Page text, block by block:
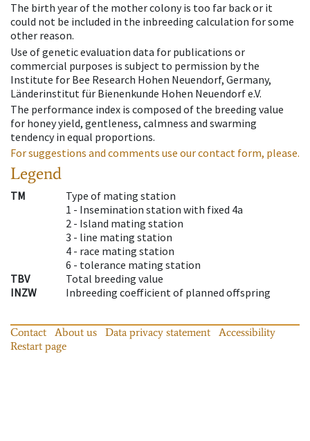
The birth year of the mother colony is too far back or it
could not be included in the inbreeding calculation for some
other reason.
Use of genetic evaluation data for publications or
commercial purposes is subject to permission by the
Institute for Bee Research Hohen Neuendorf, Germany,
Länderinstitut für Bienenkunde Hohen Neuendorf e.V.
The performance index is composed of the breeding value
for honey yield, gentleness, calmness and swarming
tendency in equal proportions.
For suggestions and comments use our contact form, please.
Legend
TM
Type of mating station
1 - Insemination station with fixed 4a
2 - Island mating station
3 - line mating station
4 - race mating station
6 - tolerance mating station
TBV
Total breeding value
INZW
Inbreeding coefficient of planned offspring
Contact About us Data privacy statement
Accessibility
Restart page